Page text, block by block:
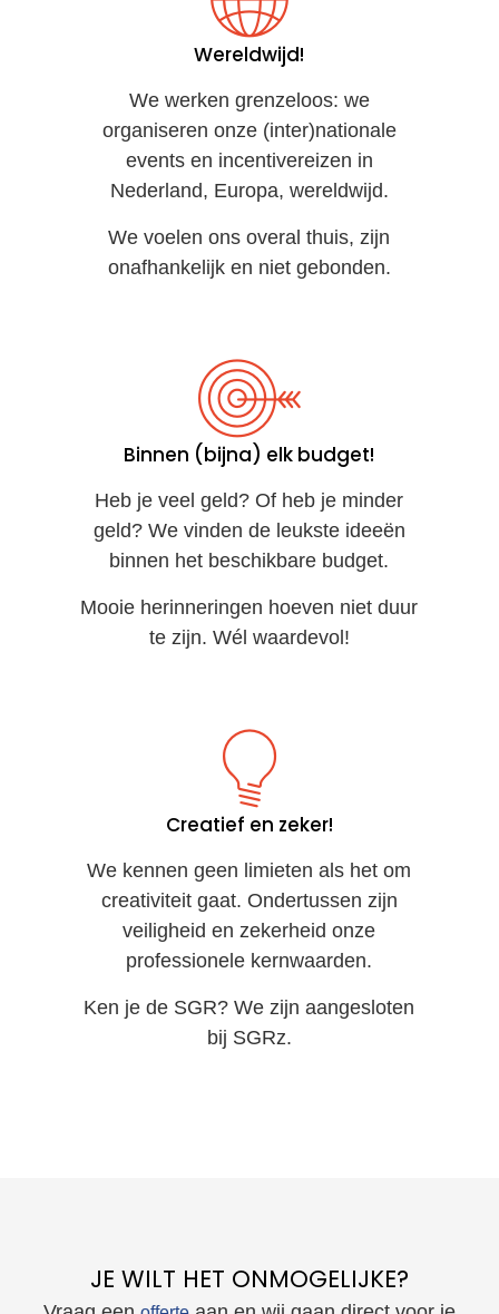
Wereldwijd!
We werken grenzeloos: we
organiseren onze (inter)nationale
events en incentivereizen in
Nederland, Europa, wereldwijd.
We voelen ons overal thuis, zijn
onafhankelijk en niet gebonden.
Binnen (bijna) elk budget!
Heb je veel geld? Of heb je minder
geld? We vinden de leukste ideeën
binnen het beschikbare budget.
Mooie herinneringen hoeven niet duur
te zijn. Wél waardevol!
Creatief en zeker!
We kennen geen limieten als het om
creativiteit gaat. Ondertussen zijn
veiligheid en zekerheid onze
professionele kernwaarden.
Ken je de SGR? We zijn aangesloten
bij SGRz.
JE WILT HET ONMOGELIJKE?